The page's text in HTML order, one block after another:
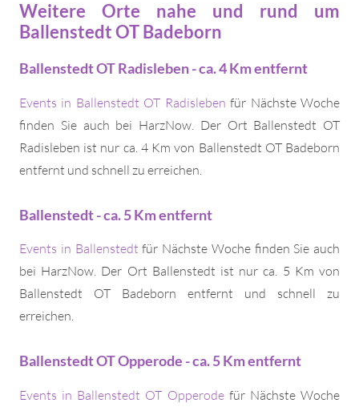
Weitere Orte nahe und rund um
Ballenstedt OT Badeborn
Ballenstedt OT Radisleben - ca. 4 Km entfernt
Events in Ballenstedt OT Radisleben für Nächste Woche
finden Sie auch bei HarzNow. Der Ort Ballenstedt OT
Radisleben ist nur ca. 4 Km von Ballenstedt OT Badeborn
entfernt und schnell zu erreichen.
Ballenstedt - ca. 5 Km entfernt
Events in Ballenstedt für Nächste Woche finden Sie auch
bei HarzNow. Der Ort Ballenstedt ist nur ca. 5 Km von
Ballenstedt OT Badeborn entfernt und schnell zu
erreichen.
Ballenstedt OT Opperode - ca. 5 Km entfernt
Events in Ballenstedt OT Opperodefür Nächste Woche